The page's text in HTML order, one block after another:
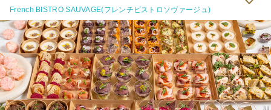
French BISTRO SAUVAGE(フレンチビストロソヴァージュ)